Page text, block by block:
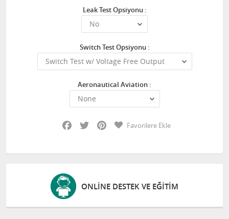
Leak Test Opsiyonu :
Switch Test Opsiyonu :
Aeronautical Aviation :
Facebook
Twitter PinterestFavorilere Ekle
ONLINE DESTEK VE EĞITIM